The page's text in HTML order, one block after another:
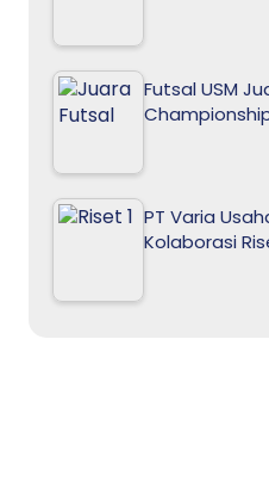
Futsal USM
PT Varia
Kolaborasi